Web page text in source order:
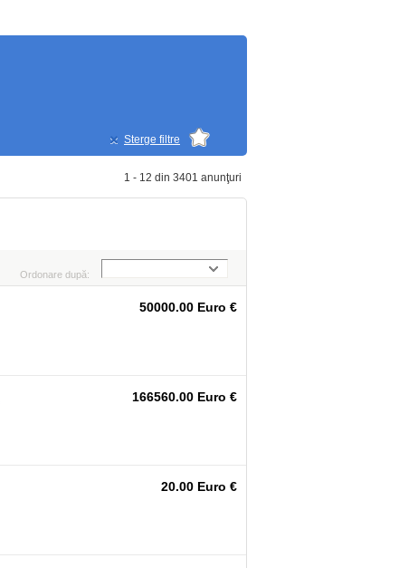
Sterge filtre
1 - 12 din 3401 anunţuri
Ordonare după:
50000.00 Euro €
166560.00 Euro €
20.00 Euro €